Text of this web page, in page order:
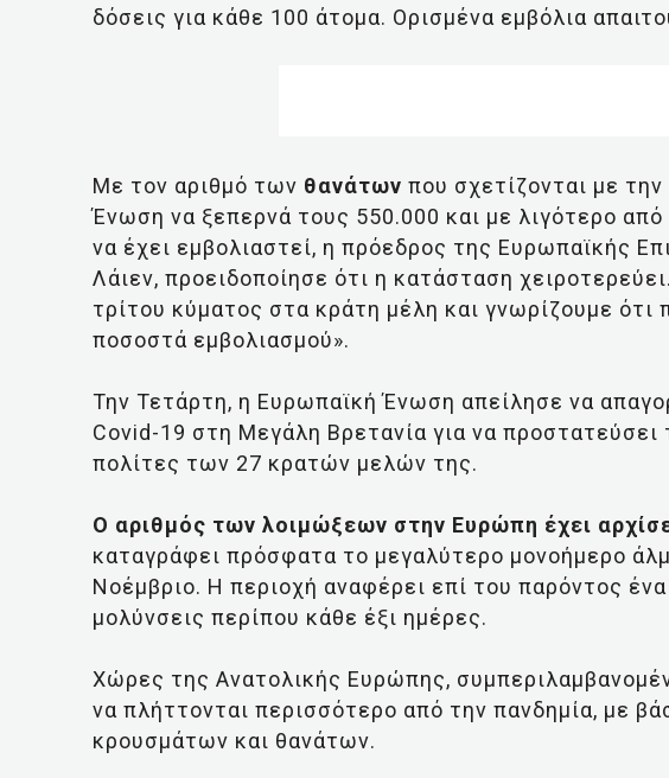
δόσεις για κάθε 100 άτομα. Ορισμένα εμβόλια
Με τον αριθμό των θανάτων που σχετίζονται με
Ένωση να ξεπερνά τους 550.000 και με λιγότερο
να έχει εμβολιαστεί, η πρόεδρος της Ευρωπαϊκής
Λάιεν, προειδοποίησε ότι η κατάσταση
τρίτου κύματος στα κράτη μέλη και γνωρίζουμε ότι
ποσοστά εμβολιασμού».
Την Τετάρτη, η Ευρωπαϊκή Ένωση απείλησε να
Covid-19 στη Μεγάλη Βρετανία για να προστατεύσει
πολίτες των 27 κρατών μελών της.
Ο αριθμός των λοιμώξεων στην Ευρώπη έχει
καταγράφει πρόσφατα το μεγαλύτερο μονοήμερο
Νοέμβριο. Η περιοχή αναφέρει επί του παρόντος
μολύνσεις περίπου κάθε έξι ημέρες.
Χώρες της Ανατολικής Ευρώπης,
να πλήττονται περισσότερο από την πανδημία, με
κρουσμάτων και θανάτων.